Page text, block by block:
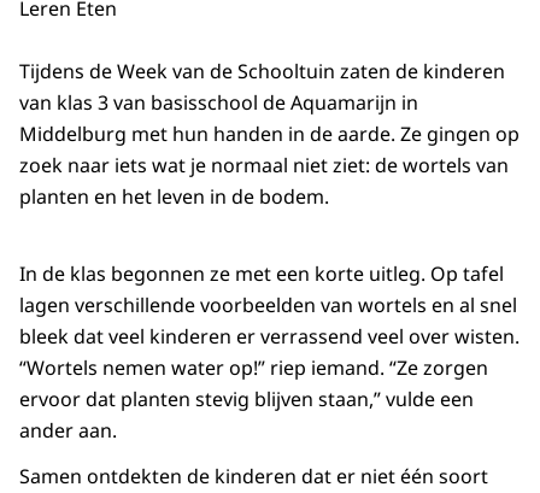
Leren Eten
Tijdens de Week van de Schooltuin zaten de kinderen
van klas 3 van basisschool de Aquamarijn in
Middelburg met hun handen in de aarde. Ze gingen op
zoek naar iets wat je normaal niet ziet: de wortels van
planten en het leven in de bodem.
In de klas begonnen ze met een korte uitleg. Op tafel
lagen verschillende voorbeelden van wortels en al snel
bleek dat veel kinderen er verrassend veel over wisten.
“Wortels nemen water op!” riep iemand. “Ze zorgen
ervoor dat planten stevig blijven staan,” vulde een
ander aan.
Samen ontdekten de kinderen dat er niet één soort